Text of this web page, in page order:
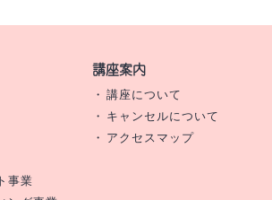
事業
講座案内
講座について
キャンセルについて
アクセスマップ